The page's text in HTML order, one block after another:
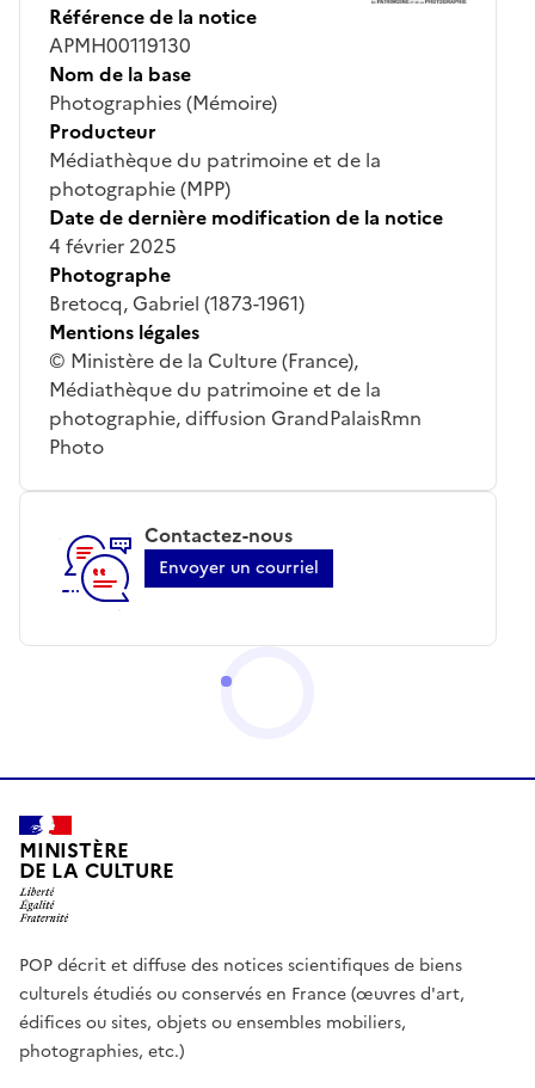
Référence de la notice
APMH00119130
Nom de la base
Photographies (Mémoire)
Producteur
Médiathèque du patrimoine et de la
photographie (MPP)
Date de dernière modification de la notice
4 février 2025
Photographe
Bretocq, Gabriel (1873-1961)
Mentions légales
© Ministère de la Culture (France),
Médiathèque du patrimoine et de la
photographie, diffusion GrandPalaisRmn
Photo
Contactez-nous
Envoyer un courriel
MINISTÈRE
DE LA CULTURE
POP décrit et diffuse des notices scientifiques de biens
culturels étudiés ou conservés en France (œuvres d'art,
édifices ou sites, objets ou ensembles mobiliers,
photographies, etc.)